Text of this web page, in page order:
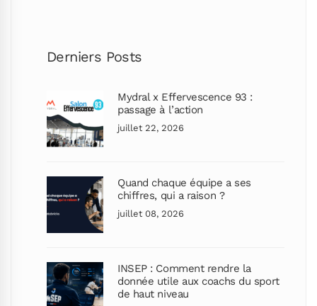
Derniers Posts
Mydral x Effervescence 93 :
passage à l’action
juillet 22, 2026
Quand chaque équipe a ses
chiffres, qui a raison ?
juillet 08, 2026
INSEP : Comment rendre la
donnée utile aux coachs du sport
de haut niveau